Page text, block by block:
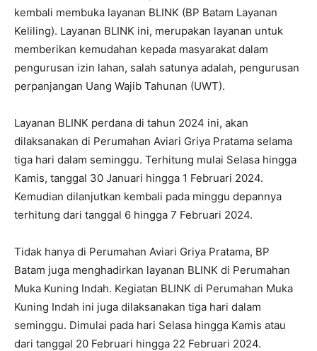
kembali membuka layanan BLINK (BP Batam Layanan
Keliling). Layanan BLINK ini, merupakan layanan untuk
memberikan kemudahan kepada masyarakat dalam
pengurusan izin lahan, salah satunya adalah, pengurusan
perpanjangan Uang Wajib Tahunan (UWT).
Layanan BLINK perdana di tahun 2024 ini, akan
dilaksanakan di Perumahan Aviari Griya Pratama selama
tiga hari dalam seminggu. Terhitung mulai Selasa hingga
Kamis, tanggal 30 Januari hingga 1 Februari 2024.
Kemudian dilanjutkan kembali pada minggu depannya
terhitung dari tanggal 6 hingga 7 Februari 2024.
Tidak hanya di Perumahan Aviari Griya Pratama, BP
Batam juga menghadirkan layanan BLINK di Perumahan
Muka Kuning Indah. Kegiatan BLINK di Perumahan Muka
Kuning Indah ini juga dilaksanakan tiga hari dalam
seminggu. Dimulai pada hari Selasa hingga Kamis atau
dari tanggal 20 Februari hingga 22 Februari 2024.